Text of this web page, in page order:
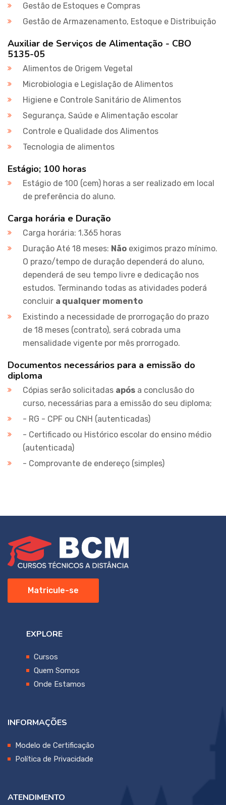
Gestão de Estoques e Compras
Gestão de Armazenamento, Estoque e Distribuição
Auxiliar de Serviços de Alimentação - CBO
5135-05
Alimentos de Origem Vegetal
Microbiologia e Legislação de Alimentos
Higiene e Controle Sanitário de Alimentos
Segurança, Saúde e Alimentação escolar
Controle e Qualidade dos Alimentos
Tecnologia de alimentos
Estágio; 100 horas
Estágio de 100 (cem) horas a ser realizado em local
de preferência do aluno.
Carga horária e Duração
Carga horária: 1.365 horas
Duração Até 18 meses: Não exigimos prazo mínimo.
O prazo/tempo de duração dependerá do aluno,
dependerá de seu tempo livre e dedicação nos
estudos. Terminando todas as atividades poderá
concluir a qualquer momento
Existindo a necessidade de prorrogação do prazo
de 18 meses (contrato), será cobrada uma
mensalidade vigente por mês prorrogado.
Documentos necessários para a emissão do
diploma
Cópias serão solicitadas após a conclusão do
curso, necessárias para a emissão do seu diploma;
- RG - CPF ou CNH (autenticadas)
- Certificado ou Histórico escolar do ensino médio
(autenticada)
- Comprovante de endereço (simples)
Matricule-se
EXPLORE
Cursos
Quem Somos
Onde Estamos
INFORMAÇÕES
Modelo de Certificação
Política de Privacidade
ATENDIMENTO